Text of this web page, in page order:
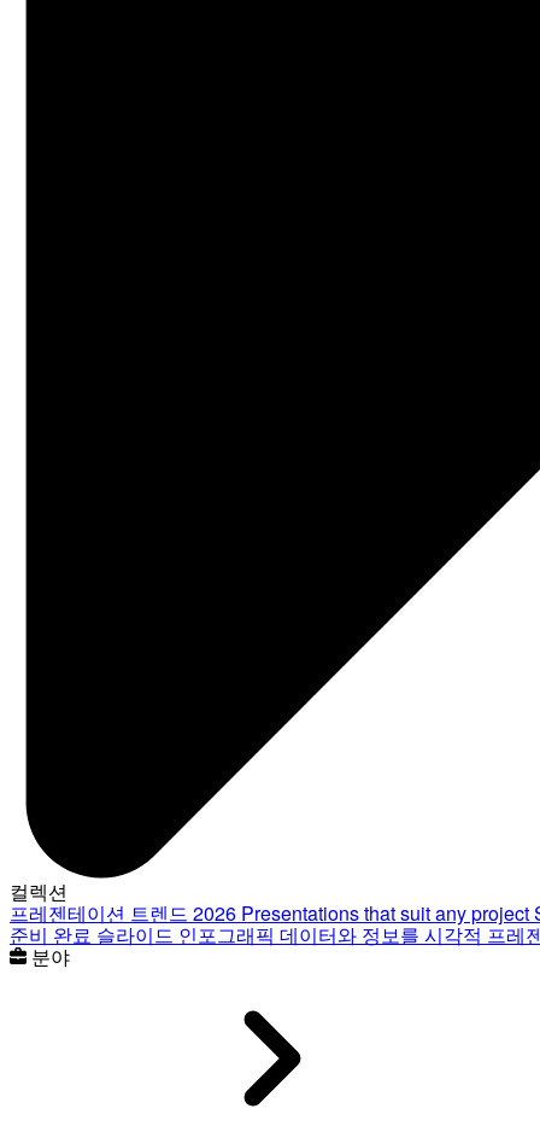
컬렉션
프레젠테이션 트렌드 2026 Presentations that suit any project
준비 완료 슬라이드 인포그래픽 데이터와 정보를 시각적 프레
분야